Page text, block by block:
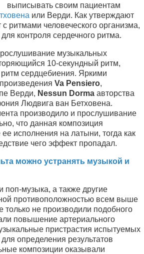
выписывать своим пациентам
или Верди. Как утверждают
ритмами человеческого организма,
контроля сердечного ритма.
музыкальных
10-секундный ритм,
сердцебиения. Яркими
Va Pensiero,
Верди, Nessun Dorma авторства
Людвига ван Бетховена.
производило и прослушивание
что данная композиция
исполнения на латыни, тогда как
чего эффект пропадал.
можно устранять музыкой и
поп-музыка, а также другие
противоположностью всем выше
не производили подобного
повышение артериального
пристрастия испытуемых
определения результатов
композиции оказывали